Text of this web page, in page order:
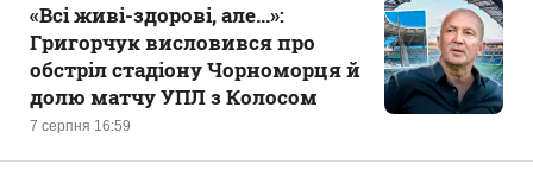
7 серпня 16:59
«Всі живі-здорові, але...»:
Григорчук висловився про
обстріл стадіону Чорноморця й
долю матчу УПЛ з Колосом